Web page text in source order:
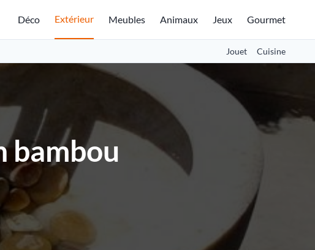
Déco Extérieur Meubles Animaux Jeux Gourmet
Jouet Cuisine
bambou